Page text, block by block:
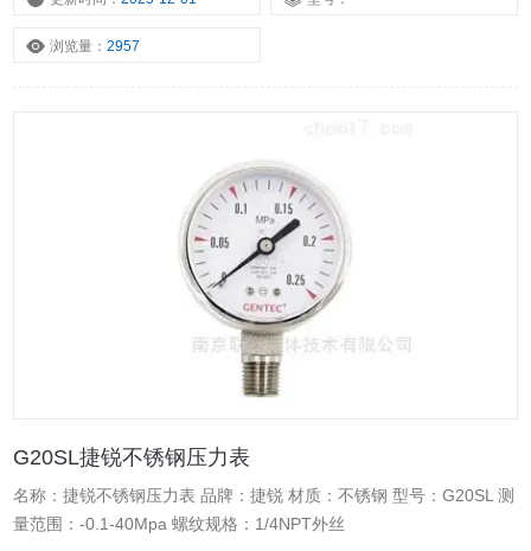
浏览量：2957
G20SL捷锐不锈钢压力表
名称：捷锐不锈钢压力表 品牌：捷锐 材质：不锈钢 型号：G20SL 测
量范围：-0.1-40Mpa 螺纹规格：1/4NPT外丝